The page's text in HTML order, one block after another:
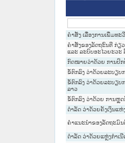
ຄຳສັ່ງ ເລື່ອງການເພີ່ມທ
ຄໍາສັ່ງຂອງລັດຖະົນຕີ ກ່ຽ
ແລະ ລະບົບອະໄວຍະວ
ກົດໝາຍວ່າດ້ວຍ ການປົກ
ຂໍ້ຕົກລົງ ວ່າດ້ວຍລະບຽບ
ຂໍ້ຕົກລົງ ວ່າດ້ວຍລະບຽບ
ລາວ
ຂໍ້ຕົກລົງ ວ່າດ້ວຍ ການຫຼຸ
ດຳລັດ ວ່າດ້ວຍຄັງເງິນແຫ່
ຄໍາແນະນໍາຂອງລັດຖະມົ
ດໍາລັດ ວ່າດ້ວຍແຫຼ່ງກໍາເ